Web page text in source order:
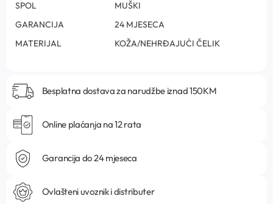
SPOL
MUŠKI
GARANCIJA
24 MJESECA
MATERIJAL
KOŽA/NEHRĐAJUĆI ČELIK
Besplatna dostava za narudžbe iznad 150KM
Online plaćanja na 12 rata
Garancija do 24 mjeseca
Ovlašteni uvoznik i distributer